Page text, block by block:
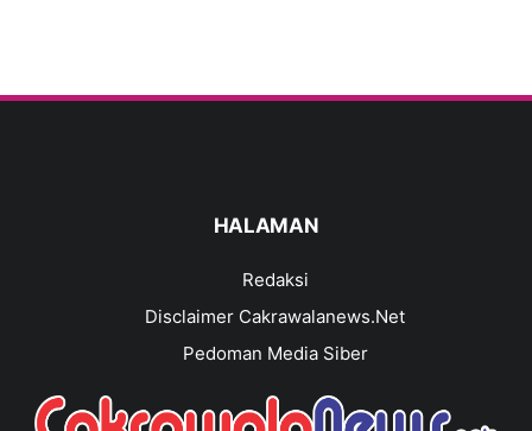
HALAMAN
Redaksi
Disclaimer Cakrawalanews.Net
Pedoman Media Siber